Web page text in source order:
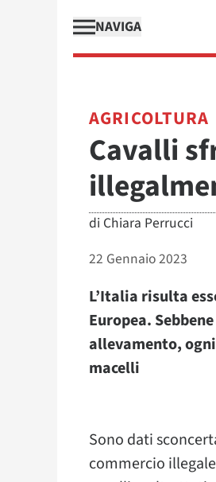
NAVIGA
AGRICOLTURA
Cavalli
di Chiara Perrucci
22 Gennaio 2023
L’Italia risulta
Europea.
allevamento,
macelli
Sono dati
commercio